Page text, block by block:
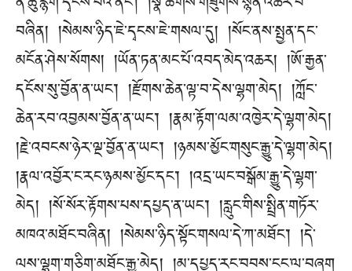
བཞིན། །སེམས་ཉིད་ཇེ་དྭངས་ཇེ་གསལ་དུ། །སོང་ནས་སྤྱན་དང་
མངོན་ཤེས་སོགས། །ཡོན་ཏན་མང་པོ་འབད་མེད་འཆར། །ཨོ་རྒྱན་
དངོས་སུ་བྱོན་ན་ཡང་། །རྫོགས་ཆེན་ལྟ་བ་དེས་ལྷག་མེད། །ཀློང་
ཆེན་རབ་འབྱམས་བྱོན་ན་ཡང་། །རྣམ་རྟོག་ལམ་འཁྱེར་དེ་ལྷག་མེད།
།རྗེ་འབངས་ཉེར་ལྔ་བྱོན་ན་ཡང་། །ཉམས་མྱོང་གསུང་རྒྱུ་དེ་ལྷག་མེད།
།རྣལ་འབྱོར་ང་རང་ཉམས་མྱོང་དང་། །འདྲ་ཡང་བསྒོམ་རྒྱུ་དེ་ལྷག་
མེད། །སོ་སོར་རྟོགས་པས་དཔྱད་ན་ཡང་། །རླུང་གིས་སྤྲིན་གཏོར་
མཁའ་མཐོང་བཞིན། །སེམས་ཉིད་སྟོང་གསལ་དེ་ཀ་མཐོང་། །དེ་